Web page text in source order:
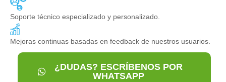
Soporte técnico especializado y personalizado.
Mejoras continuas basadas en feedback de nuestros usuarios.
¿DUDAS? ESCRÍBENOS POR
WHATSAPP